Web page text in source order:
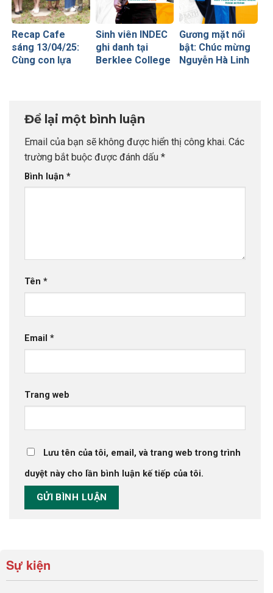
Recap Cafe
sáng 13/04/25:
Cùng con lựa
đường Du học –
Phụ huynh
trường THPT
Ngữ
Sinh viên INDEC
ghi danh tại
Berklee College
Gương mặt nổi
bật: Chúc mừng
Nguyễn Hà Linh
Để lại một bình luận
Email của bạn sẽ không được hiển thị công khai. Các
trường bắt buộc được đánh dấu *
Bình luận *
Tên *
Email *
Trang web
Lưu tên của tôi, email, và trang web trong trình
duyệt này cho lần bình luận kế tiếp của tôi.
Sự kiện